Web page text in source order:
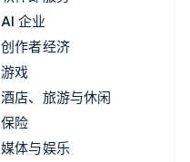
AI 企业
创作者经济
游戏
酒店、旅游与休闲
保险
媒体与娱乐